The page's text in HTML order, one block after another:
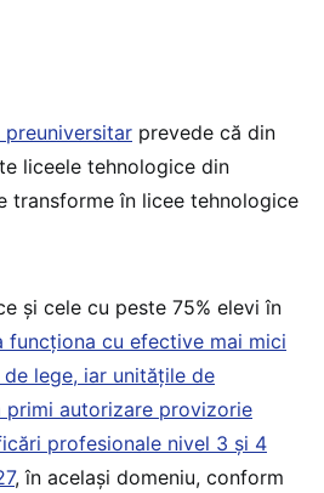
preuniversitar prevede că din
liceele tehnologice din
transforme în licee tehnologice
și cele cu peste 75% elevi în
funcționa cu efective mai mici
lege, iar unitățile de
autorizare provizorie
profesionale nivel 3 și 4
, în același domeniu, conform